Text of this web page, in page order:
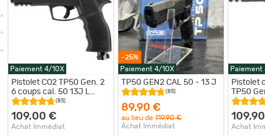
Paiement 4/10X
Pistolet CO2 TP50 Gen. 2
6 coups cal. 50 13J L
213mm
(85)
109,00 €
Achat Immédiat
-25%
Paiement 4/10X
TP50 GEN2 CAL 50 - 13 J
(85)
89,90 €
au lieu de 119,90 €
Achat Immédiat
Paiement
Pistolet
TP50
J
Achat